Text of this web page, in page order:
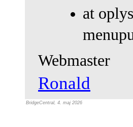
at
Webmaster
Ronald
BridgeCentral, 4. maj 2026